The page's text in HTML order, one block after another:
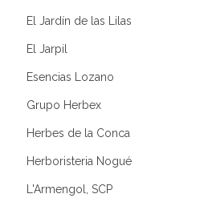
El Jardín de las Lilas
El Jarpil
Esencias Lozano
Grupo Herbex
Herbes de la Conca
Herboristeria Nogué
L'Armengol, SCP